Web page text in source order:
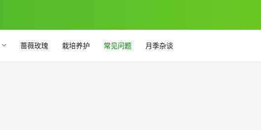
蔷薇玫瑰 栽培养护 常见问题 月季杂谈